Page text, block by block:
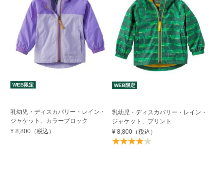
WEB限定
乳幼児・ディスカバリー・レイン・
ジャケット、カラーブロック
¥ 8,800（税込）
WEB限定
乳幼児・ディスカバリー・レイン・
ジャケット、プリント
¥ 8,800 （税込）